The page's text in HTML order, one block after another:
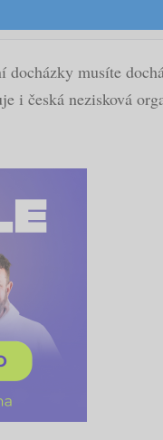
musíte
i česká nezisková